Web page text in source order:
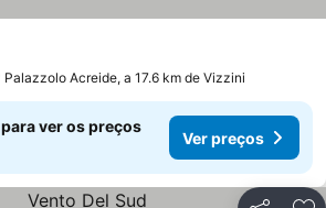
Palazzolo Acreide, a 17.6 km de Vizzini
ver os preços
Ver preços